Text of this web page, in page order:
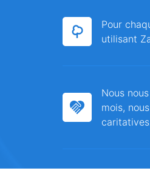
Pour
utilisant
Nous
mois,